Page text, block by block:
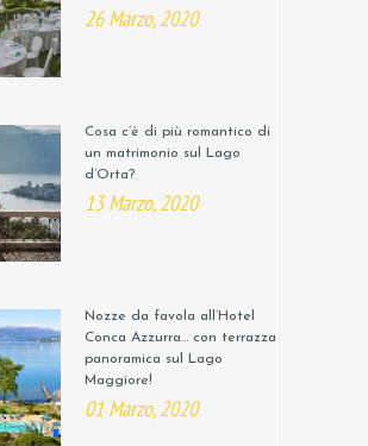
26 Marzo, 2020
Cosa c’è di più romantico di
un matrimonio sul Lago
d’Orta?
13 Marzo, 2020
Nozze da favola all’Hotel
Conca Azzurra… con terrazza
panoramica sul Lago
Maggiore!
01 Marzo, 2020